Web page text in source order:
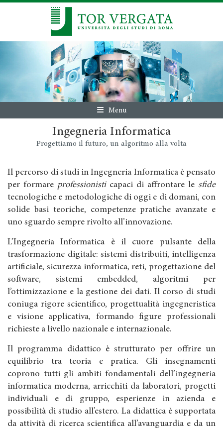
Menu
Ingegneria Informatica
Progettiamo il futuro, un algoritmo alla volta
Il percorso di studi in Ingegneria Informatica è pensato
per formare professionisticapaci di affrontare le sfide
tecnologiche e metodologiche di oggi e di domani, con
solide basi teoriche, competenze pratiche avanzate e
uno sguardo sempre rivolto all’innovazione.
L’Ingegneria Informatica è il cuore pulsante della
trasformazione digitale: sistemi distribuiti, intelligenza
artificiale, sicurezza informatica, reti, progettazione del
software, sistemi embedded, algoritmi per
l’ottimizzazione e la gestione dei dati. Il corso di studi
coniuga rigore scientifico, progettualità ingegneristica
e visione applicativa, formando figure professionali
richieste a livello nazionale e internazionale.
Il programma didattico è strutturato per offrire un
equilibrio tra teoria e pratica. Gli insegnamenti
coprono tutti gli ambiti fondamentali dell’ingegneria
informatica moderna, arricchiti da laboratori, progetti
individuali e di gruppo, esperienze in azienda e
possibilità di studio all’estero. La didattica è supportata
da attività di ricerca scientifica all’avanguardia e da un